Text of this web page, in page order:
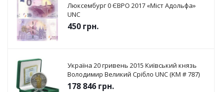
Люксембург 0 ЄВРО 2017 «Міст Адольфа»
UNC
450 грн.
Україна 20 гривень 2015 Київський князь
Володимир Великий Срібло UNC (KM # 787)
178 846 грн.